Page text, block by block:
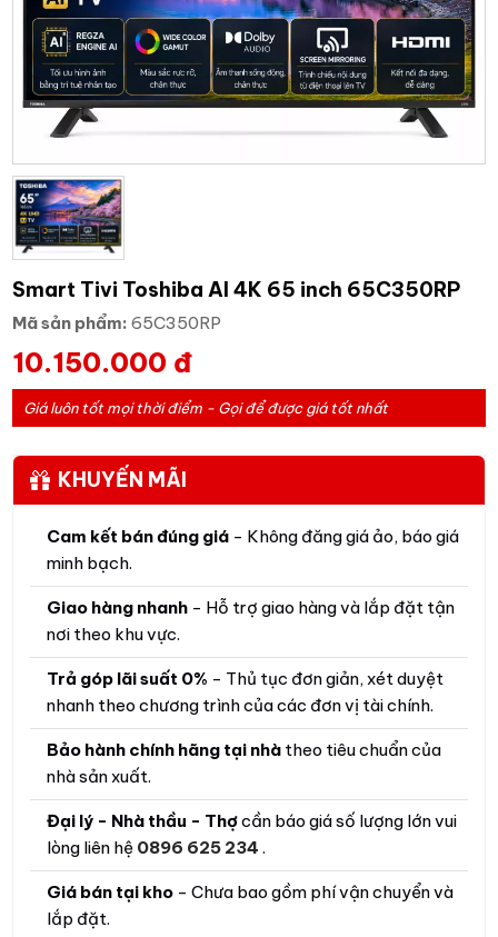
Smart Tivi Toshiba AI 4K 65 inch 65C350RP
Mã sản phẩm:65C350RP
10.150.000 đ
Giá luôn tốt mọi thời điểm - Gọi để được giá tốt nhất
KHUYẾN MÃI
Cam kết bán đúng giá - Không đăng giá ảo, báo giá
minh bạch.
Giao hàng nhanh - Hỗ trợ giao hàng và lắp đặt tận
nơi theo khu vực.
Trả góp lãi suất 0% - Thủ tục đơn giản, xét duyệt
nhanh theo chương trình của các đơn vị tài chính.
Bảo hành chính hãng tại nhà theo tiêu chuẩn của
nhà sản xuất.
Đại lý - Nhà thầu - Thợcần báo giá số lượng lớn vui
lòng liên hệ 0896 625 234.
Giá bán tại kho - Chưa bao gồm phí vận chuyển và
lắp đặt.